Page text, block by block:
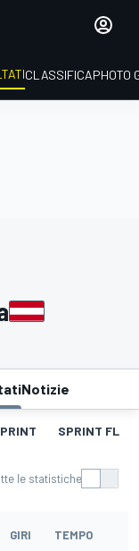
CLASSIFICAPHOTO
Notizie
SPRINT FL
le statistiche
GIRI TEMPO